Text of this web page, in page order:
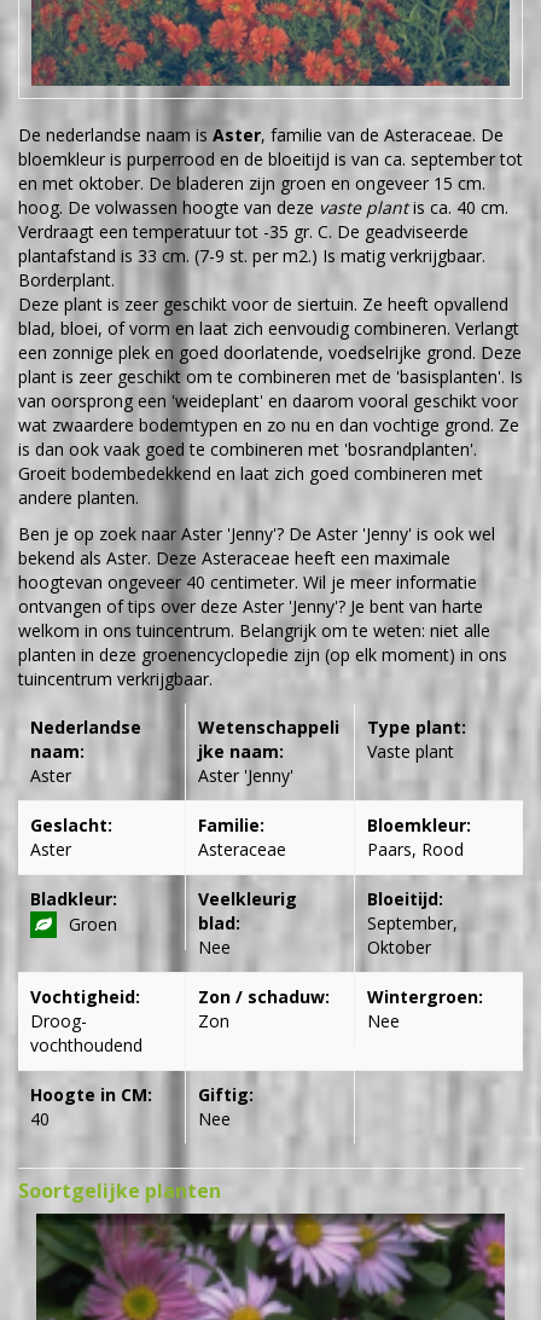
De nederlandse naam is Aster, familie van de Asteraceae. De
bloemkleur is purperrood en de bloeitijd is van ca. september tot
en met oktober. De bladeren zijn groen en ongeveer 15 cm.
hoog. De volwassen hoogte van deze vaste plantis ca. 40 cm.
Verdraagt een temperatuur tot -35 gr. C. De geadviseerde
plantafstand is 33 cm. (7-9 st. per m2.) Is matig verkrijgbaar.
Borderplant.
Deze plant is zeer geschikt voor de siertuin. Ze heeft opvallend
blad, bloei, of vorm en laat zich eenvoudig combineren. Verlangt
een zonnige plek en goed doorlatende, voedselrijke grond. Deze
plant is zeer geschikt om te combineren met de 'basisplanten'. Is
van oorsprong een 'weideplant' en daarom vooral geschikt voor
wat zwaardere bodemtypen en zo nu en dan vochtige grond. Ze
is dan ook vaak goed te combineren met 'bosrandplanten'.
Groeit bodembedekkend en laat zich goed combineren met
andere planten.
Ben je op zoek naar Aster 'Jenny'? De Aster 'Jenny' is ook wel
bekend als Aster. Deze Asteraceae heeft een maximale
hoogtevan ongeveer 40 centimeter. Wil je meer informatie
ontvangen of tips over deze Aster 'Jenny'? Je bent van harte
welkom in ons tuincentrum. Belangrijk om te weten: niet alle
planten in deze groenencyclopedie zijn (op elk moment) in ons
tuincentrum verkrijgbaar.
Nederlandse
naam:
Aster
Wetenschappeli
jke naam:
Aster 'Jenny'
Type plant:
Vaste plant
Geslacht:
Aster
Familie:
Asteraceae
Bloemkleur:
Paars, Rood
Bladkleur:
Groen
Veelkleurig
blad:
Nee
Bloeitijd:
September,
Oktober
Vochtigheid:
Droog-
vochthoudend
Zon / schaduw:
Zon
Wintergroen:
Nee
Hoogte in CM:
40
Giftig:
Nee
Soortgelijke planten